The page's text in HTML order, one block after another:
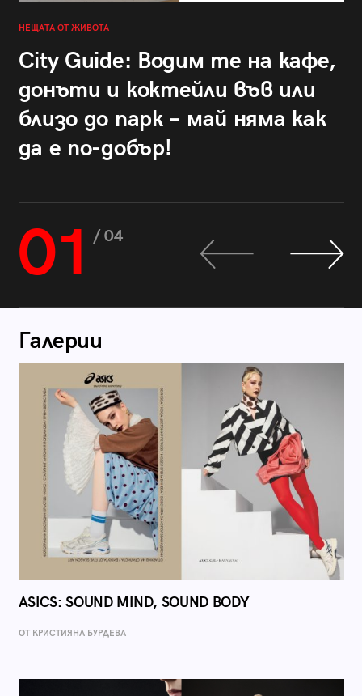
НЕЩАТА ОТ ЖИВОТА
City Guide: Водим те на кафе,
донъти и коктейли във или
близо до парк – май няма как
да е по-добър!
01 / 04
Галерии
ASICS: SOUND MIND, SOUND BODY
ОТ КРИСТИЯНА БУРДЕВА